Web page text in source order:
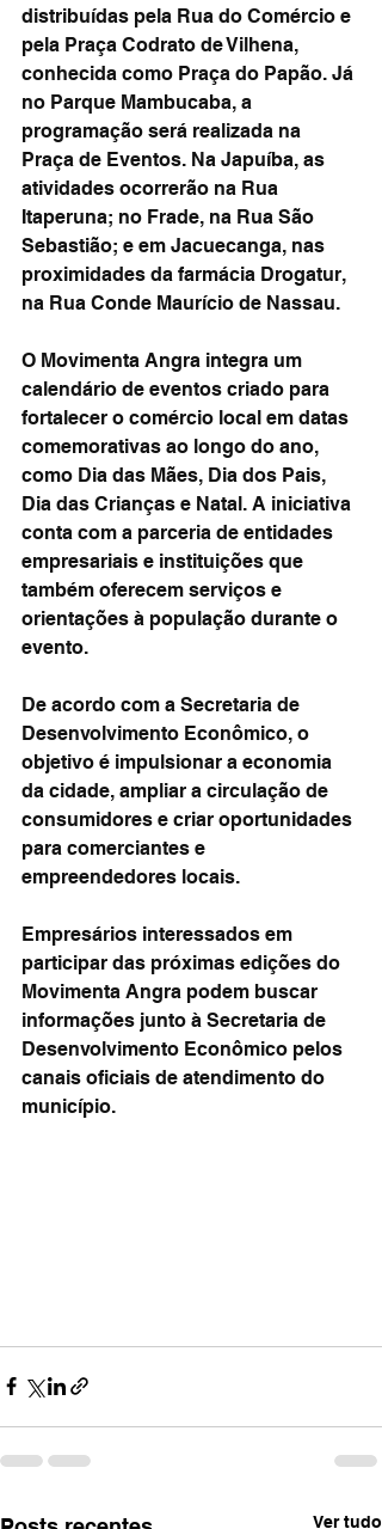
distribuídas pela Rua do Comércio e
pela Praça Codrato de Vilhena,
conhecida como Praça do Papão. Já
no Parque Mambucaba, a
programação será realizada na
Praça de Eventos. Na Japuíba, as
atividades ocorrerão na Rua
Itaperuna; no Frade, na Rua São
Sebastião; e em Jacuecanga, nas
proximidades da farmácia Drogatur,
na Rua Conde Maurício de Nassau.
O Movimenta Angra integra um
calendário de eventos criado para
fortalecer o comércio local em datas
comemorativas ao longo do ano,
como Dia das Mães, Dia dos Pais,
Dia das Crianças e Natal. A iniciativa
conta com a parceria de entidades
empresariais e instituições que
também oferecem serviços e
orientações à população durante o
evento.
De acordo com a Secretaria de
Desenvolvimento Econômico, o
objetivo é impulsionar a economia
da cidade, ampliar a circulação de
consumidores e criar oportunidades
para comerciantes e
empreendedores locais.
Empresários interessados em
participar das próximas edições do
Movimenta Angra podem buscar
informações junto à Secretaria de
Desenvolvimento Econômico pelos
canais oficiais de atendimento do
município.
Ver tudo